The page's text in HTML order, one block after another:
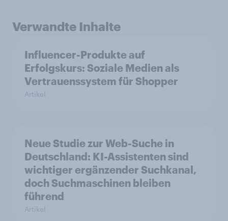
Verwandte Inhalte
Influencer-Produkte auf
Erfolgskurs: Soziale Medien als
Vertrauenssystem für Shopper
Artikel
Neue Studie zur Web-Suche in
Deutschland: KI-Assistenten sind
wichtiger ergänzender Suchkanal,
doch Suchmaschinen bleiben
führend
Artikel